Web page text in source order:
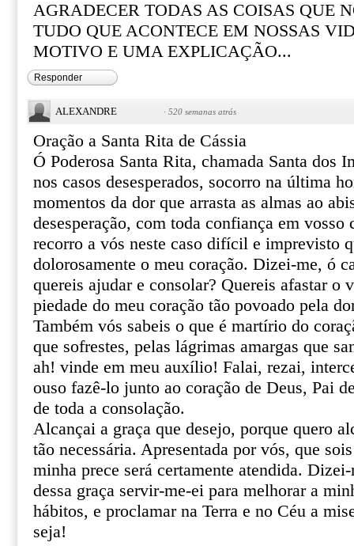
AGRADECER TODAS AS COISAS QUE
TUDO QUE ACONTECE EM NOSSAS
MOTIVO E UMA EXPLICAÇÃO...
Responder
ALEXANDRE · 520 semanas atrás
Oração a Santa Rita de Cássia
Ó Poderosa Santa Rita, chamada Santa dos
nos casos desesperados, socorro na última
momentos da dor que arrasta as almas ao
desesperação, com toda confiança em vosso
recorro a vós neste caso difícil e imprevisto
dolorosamente o meu coração. Dizei-me, ó
quereis ajudar e consolar? Quereis afastar o
piedade do meu coração tão povoado pela
Também vós sabeis o que é martírio do
que sofrestes, pelas lágrimas amargas que
ah! vinde em meu auxílio! Falai, rezai,
ouso fazê-lo junto ao coração de Deus, Pai
de toda a consolação.
Alcançai a graça que desejo, porque quero
tão necessária. Apresentada por vós, que
minha prece será certamente atendida.
dessa graça servir-me-ei para melhorar a
hábitos, e proclamar na Terra e no Céu a
seja!